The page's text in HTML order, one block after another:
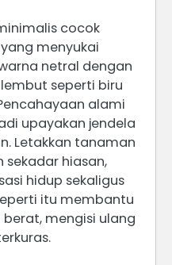
cocok
menyukai
netral dengan
seperti biru
alami
upayakan jendela
Letakkan tanaman
sekadar hiasan,
hidup sekaligus
itu membantu
berat, mengisi ulang